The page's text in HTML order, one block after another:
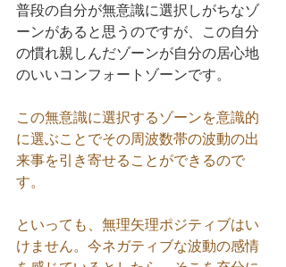
普段の自分が無意識に選択しがちなゾ
ーンがあると思うのですが、この自分
の慣れ親しんだゾーンが自分の居心地
のいいコンフォートゾーンです。
この無意識に選択するゾーンを意識的
に選ぶことでその周波数帯の波動の出
来事を引き寄せることができるので
す。
といっても、無理矢理ポジティブはい
けません。今ネガティブな波動の感情